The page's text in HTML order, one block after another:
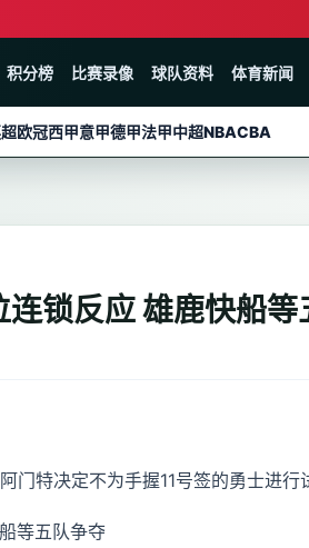
积分榜 比赛录像 球队资料 体育新闻
欧冠西甲意甲德甲法甲中超NBACBA
锁反应 雄鹿快船等
特决定不为手握11号签的勇士进行